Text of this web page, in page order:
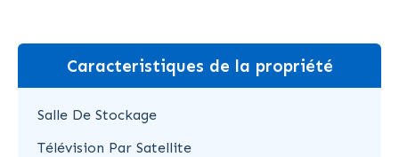
Caracteristiques de la propriété
Salle De Stockage
Télévision Par Satellite